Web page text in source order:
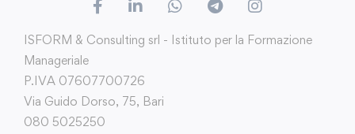
ISFORM & Consulting srl - Istituto per la Formazione
Manageriale
P.IVA 07607700726
Via Guido Dorso, 75, Bari
080 5025250